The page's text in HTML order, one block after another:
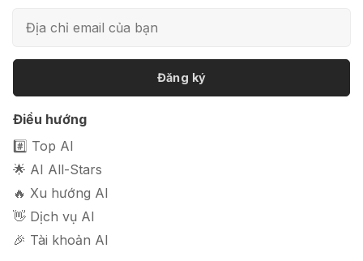
ảnh sản phẩm chuyên nghiệp
Đăng ký
Điều hướng
#️⃣ Top AI
🌟 AI All-Stars
🔥 Xu hướng AI
👋 Dịch vụ AI
🎉 Tài khoản AI